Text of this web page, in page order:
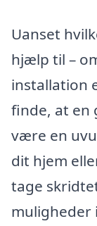
Uanset
hjælp til –
installation
finde, at en
være en
dit hjem
tage
muligheder